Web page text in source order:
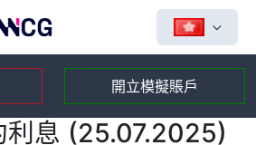
開立模擬賬戶
利息 (25.07.2025)